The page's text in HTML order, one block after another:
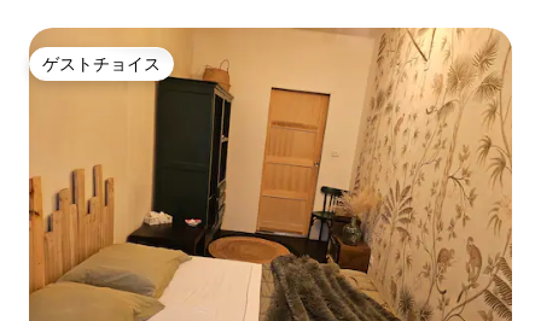
ゲストチョイス
ゲストチョイス